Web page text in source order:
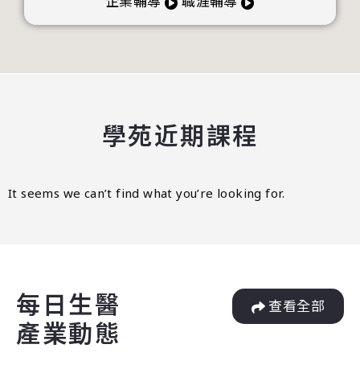
學苑近期課程
It seems we can’t find what you’re looking for.
每日生醫
產業動態
查看全部